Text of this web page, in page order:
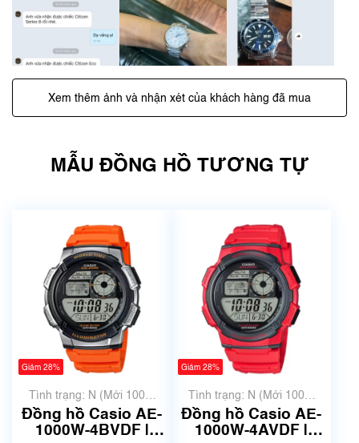
Xem thêm ảnh và nhận xét của khách hàng đã mua
MẪU ĐỒNG HỒ TƯƠNG TỰ
Giảm 28%
Tình trạng: N (Mới 100%
chưa qua sử dụng)
Đồng hồ Casio AE-
1000W-4BVDF |
Giảm 28%
Tình trạng: N (Mới 100%
chưa qua sử dụng)
Đồng hồ Casio AE-
1000W-4AVDF |